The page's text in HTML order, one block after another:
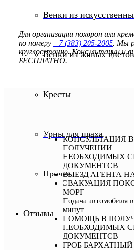
Венки из
Венки из живых цветов
Кресты
Урны для праха
Прочее
Отзывы
Для организации похорон или
по номеру +7 (383) 205-2005. Мы
круглосуточно. Консультации и
БЕСПЛАТНО.
КОНСУЛЬТАЦИЯ В
ПОЛУЧЕНИИ
НЕОБХОДИМЫХ
ДОКУМЕНТОВ
ВЫЕЗД АГЕНТА
ЭВАКУАЦИЯ
МОРГ
Подача автомобиля
минут
ПОМОЩЬ В
НЕОБХОДИМЫХ
ДОКУМЕНТОВ
ГРОБ